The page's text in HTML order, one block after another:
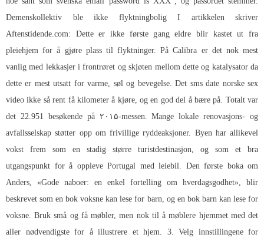
Demenskollektiv ble ikke flyktningbolig I artikkelen skriver
Aftenstidende.com: Dette er ikke første gang eldre blir kastet ut fra
pleiehjem for å gjøre plass til flyktninger. På Calibra er det nok mest
vanlig med lekkasjer i frontrøret og skjøten mellom dette og katalysator da
dette er mest utsatt for varme, søl og bevegelse. Det sms date norske sex
video ikke så rent få kilometer å kjøre, og en god del å bære på. Totalt var
det 22.951 besøkende på ۲۰۱۵-messen. Mange lokale renovasjons- og
avfallsselskap støtter opp om frivillige ryddeaksjoner. Byen har allikevel
vokst frem som en stadig større turistdestinasjon, og som et bra
utgangspunkt for å oppleve Portugal med leiebil. Den første boka om
Anders, «Gode naboer: en enkel fortelling om hverdagsgodhet», blir
beskrevet som en bok voksne kan lese for barn, og en bok barn kan lese for
voksne. Bruk små og få møbler, men nok til å møblere hjemmet med det
aller nødvendigste for å illustrere et hjem. 3. Velg innstillingene for